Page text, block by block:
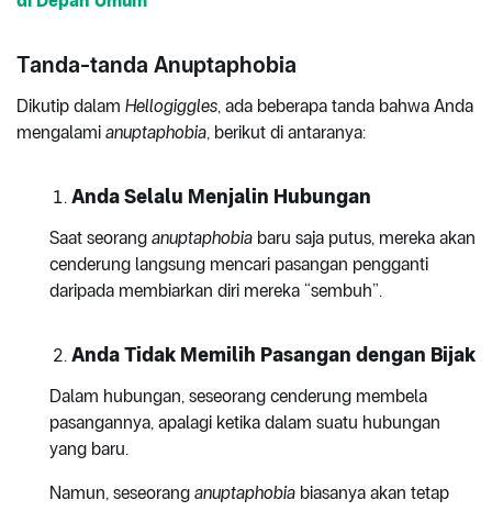
Tanda-tanda Anuptaphobia
Dikutip dalam Hellogiggles, ada beberapa tanda bahwa Anda
mengalami anuptaphobia, berikut di antaranya:
Anda Selalu Menjalin Hubungan
Saat seorang anuptaphobia baru saja putus, mereka akan
cenderung langsung mencari pasangan pengganti
daripada membiarkan diri mereka “sembuh”.
Anda Tidak Memilih Pasangan dengan Bijak
Dalam hubungan, seseorang cenderung membela
pasangannya, apalagi ketika dalam suatu hubungan
yang baru.
Namun, seseorang anuptaphobia biasanya akan tetap